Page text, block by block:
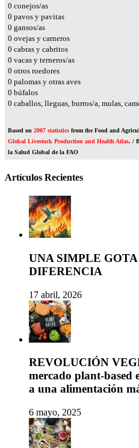
0 conejos/as
0 pavos y pavitas
0 gansos/as
0 ovejas y carneros
0 cabras y cabritos
0 vacas y terneros/as
0 otros roedores
0 palomas y otras aves
0 búfalos
0 caballos, lleguas, burros/a, mulas,
Based on 2007 statistics from the Food and
Global Livestock Production and Health Atlas. /
la Salud Global de la FAO
Artículos Recientes
UNA SIMPLE
DIFERENCIA
17 abril, 2026
REVOLUCIÓN
mercado plant-based
a una alimentación
6 mayo, 2025